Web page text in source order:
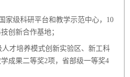
家级科研平台和教学示范中心，10
创新合作基地；
人才培养模式创新实验区、新工科
成果二等奖2项，省部级一等奖4